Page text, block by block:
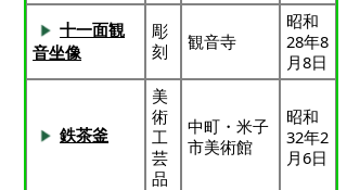
十一面観
音坐像
彫
刻
観音寺
昭和
28年8
月8日
鉄茶釜
美
術
工
芸
品
中町・米子
市美術館
昭和
32年2
月6日